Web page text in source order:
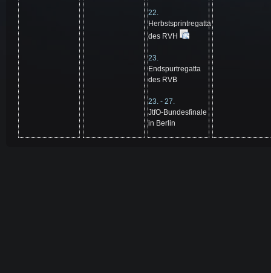
22.
Herbstsprintregatta
des RVH
23.
Endspurtregatta
des RVB
23. - 27.
JtfO-Bundesfinale
in Berlin